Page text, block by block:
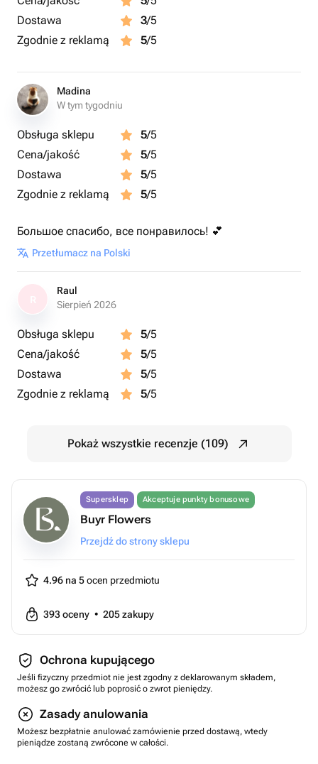
Dostawa
3/5
Zgodnie z reklamą
5/5
Madina
W tym tygodniu
Obsługa sklepu 5/5
Cena/jakość
5/5
Dostawa
5/5
Zgodnie z reklamą
5/5
Большое спасибо, все понравилось! 💕
Przetłumacz na Polski
Raul
Sierpień 2026
Obsługa sklepu 5/5
Cena/jakość
5/5
Dostawa
5/5
Zgodnie z reklamą
5/5
Pokaż wszystkie recenzje (109)
Supersklep Akceptuje punkty bonusowe
Buyr Flowers
Przejdź do strony sklepu
4.96 na 5ocen przedmiotu
393oceny • 205zakupy
Ochrona kupującego
Jeśli fizyczny przedmiot nie jest zgodny z deklarowanym składem,
możesz go zwrócić lub poprosić o zwrot pieniędzy.
Zasady anulowania
Możesz bezpłatnie anulować zamówienie przed dostawą, wtedy
pieniądze zostaną zwrócone w całości.